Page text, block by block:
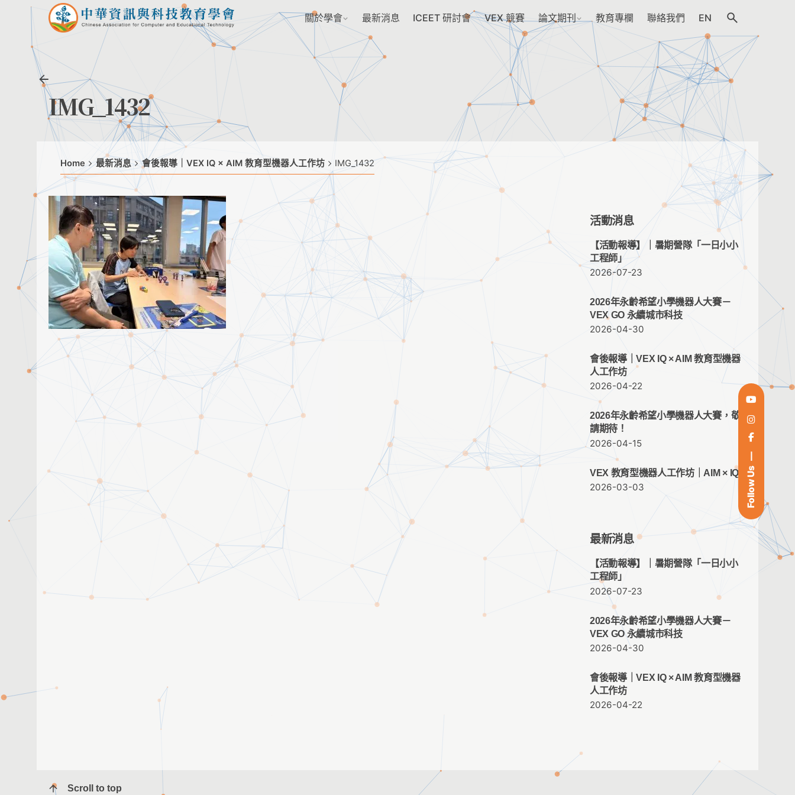
Follow Us
關於學會 最新消息 ICEET 研討會 VEX 競賽 論文期刊 教育專欄 聯絡我們 EN
IMG_1432
Home 最新消息 會後報導｜VEX IQ × AIM 教育型機器人工作坊 IMG_1432
活動消息
【活動報導】｜暑期營隊「一日小小
工程師」
2026-07-23
2026年永齡希望小學機器人大賽－
VEX GO 永續城市科技
2026-04-30
會後報導｜VEX IQ × AIM 教育型機器
人工作坊
2026-04-22
2026年永齡希望小學機器人大賽，敬
請期待！
2026-04-15
VEX 教育型機器人工作坊｜AIM × IQ
2026-03-03
最新消息
【活動報導】｜暑期營隊「一日小小
工程師」
2026-07-23
2026年永齡希望小學機器人大賽－
VEX GO 永續城市科技
2026-04-30
會後報導｜VEX IQ × AIM 教育型機器
人工作坊
2026-04-22
Scroll to top